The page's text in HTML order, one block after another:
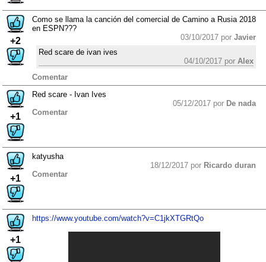
+2
Como se llama la canción del comercial de Camino a Rusia 2018
en ESPN???
03/10/2017 por Javier
Red scare de ivan ives
04/10/2017 por Alex
Comentar
+1
Red scare - Ivan Ives
05/12/2017 por De nada
Comentar
+1
katyusha
18/12/2017 por Ricardo duran
Comentar
+1
https://www.youtube.com/watch?v=C1jkXTGRtQo